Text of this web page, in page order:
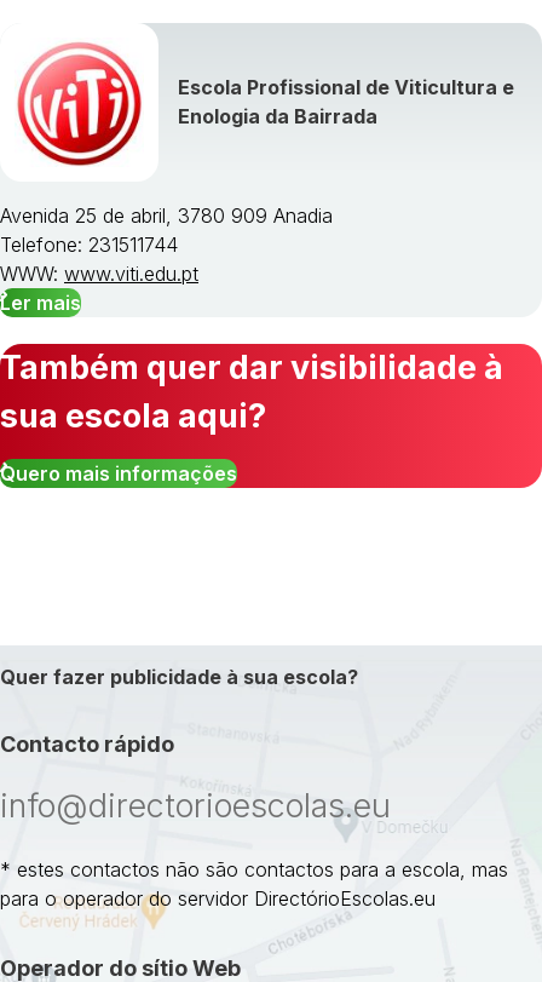
Escola Profissional de Viticultura e
Enologia da Bairrada
Avenida 25 de abril, 3780 909 Anadia
Telefone: 231511744
WWW: www.viti.edu.pt
Ler mais
Também quer dar visibilidade à
sua escola aqui?
Quero mais informações
Quer fazer publicidade à sua escola?
Contacto rápido
info@directorioescolas.eu
* estes contactos não são contactos para a escola, mas
para o operador do servidor DirectórioEscolas.eu
Operador do sítio Web